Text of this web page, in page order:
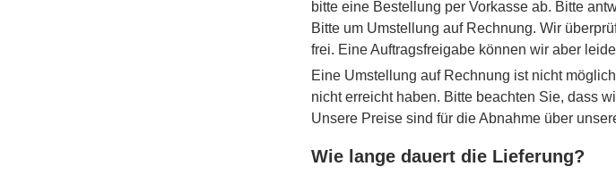
bitte eine Bestellung per Vorkasse ab. Bitte
Bitte um Umstellung auf Rechnung. Wir
frei. Eine Auftragsfreigabe können wir aber
Eine Umstellung auf Rechnung ist nicht
nicht erreicht haben. Bitte beachten Sie, dass
Unsere Preise sind für die Abnahme über
Wie lange dauert die Lieferung?